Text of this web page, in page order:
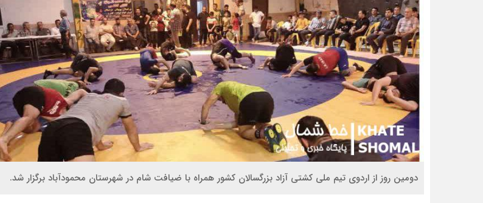
دومین روز از اردوی تیم ملی کشتی آزاد بزرگسالان کشور همراه با ضیافت شام در شهرستان محمودآباد برگزار شد.